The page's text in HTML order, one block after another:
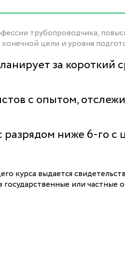
трубопроводчика,
цели и уровня
за
с опытом,
разрядом ниже 6-го
курса выдается
государственные или частные